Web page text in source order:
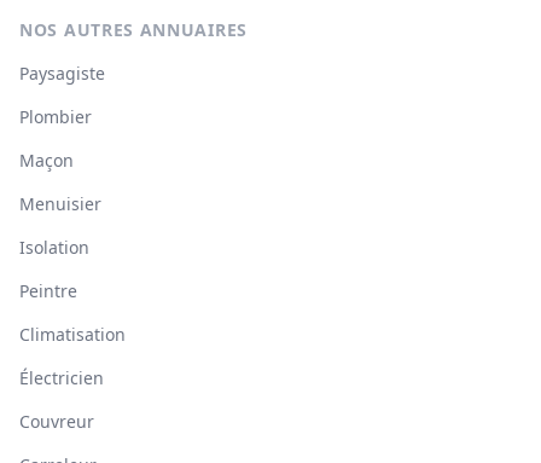
NOS AUTRES ANNUAIRES
Paysagiste
Plombier
Maçon
Menuisier
Isolation
Peintre
Climatisation
Électricien
Couvreur